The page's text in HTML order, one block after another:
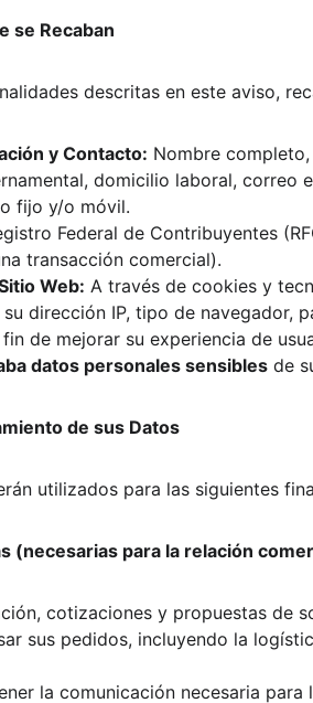
se Recaban
descritas en este aviso,
y Contacto: Nombre
domicilio laboral, correo
fijo y/o móvil.
Federal de Contribuyentes
transacción comercial).
Web: A través de cookies y
dirección IP, tipo de navegador,
de mejorar su experiencia de
datos personales sensibles de
de sus Datos
utilizados para las siguientes
(necesarias para la relación
cotizaciones y propuestas de
sus pedidos, incluyendo la
la comunicación necesaria